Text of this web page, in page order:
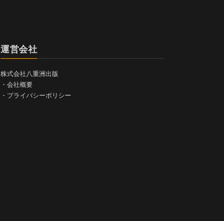
運営会社
株式会社八重洲出版
・ 会社概要
・ プライバシーポリシー